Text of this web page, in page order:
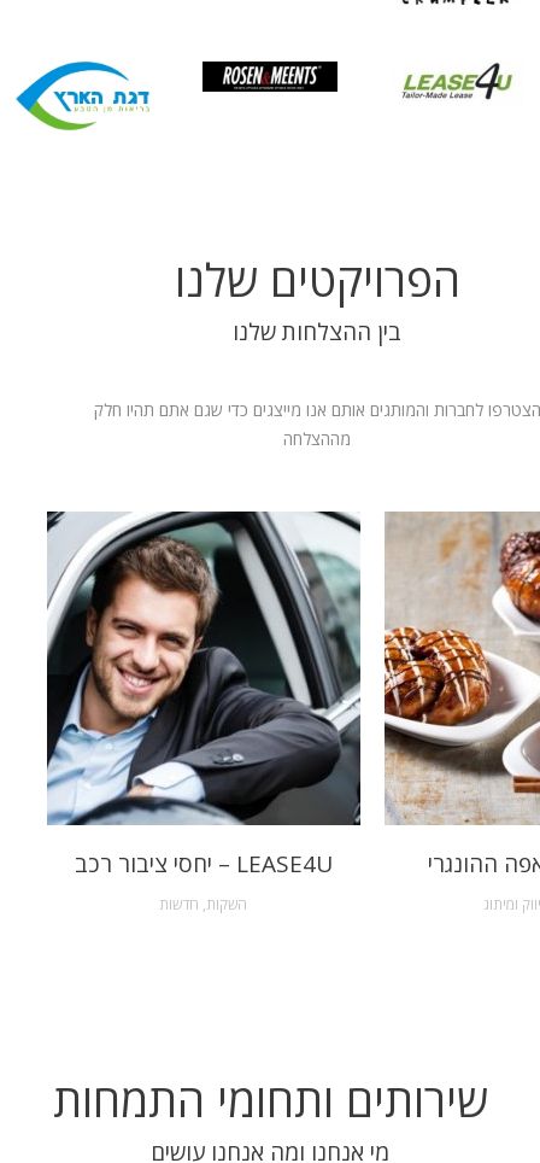
הפרויקטים שלנו
בין ההצלחות שלנו
הצטרפו לחברות והמותגים אותם אנו מייצגים כדי שגם אתם תהיו חלק
מההצלחה
LEASE4U – יחסי ציבור רכב
השקות, חדשות
ההונגרי
ומיתוג
שירותים ותחומי התמחות
מי אנחנו ומה אנחנו עושים